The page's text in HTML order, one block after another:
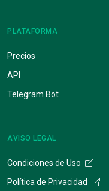
PLATAFORMA
Precios
API
Telegram Bot
AVISO LEGAL
Condiciones de Uso
Política de Privacidad